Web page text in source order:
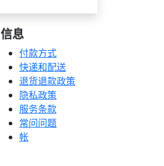
信息
付款方式
快递和配送
退货退款政策
隐私政策
服务条款
常问问题
帐